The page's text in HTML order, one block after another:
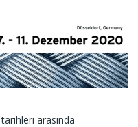
​​arasında